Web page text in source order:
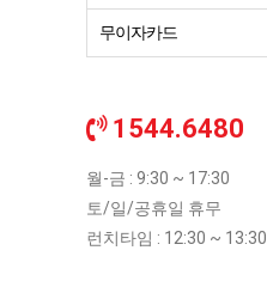
무이자카드
1544.6480
월-금 : 9:30 ~ 17:30
토/일/공휴일 휴무
런치타임 : 12:30 ~ 13:30